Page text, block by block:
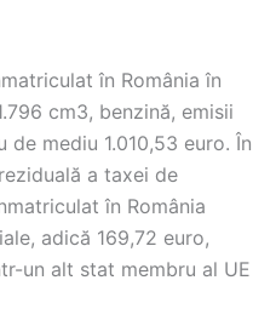
în România în
cm3, benzină, emisii
mediu 1.010,53 euro. În
a taxei de
în România
adică 169,72 euro,
un alt stat membru al UE